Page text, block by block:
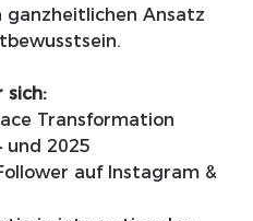
ganzheitlichen Ansatz
sich:
und 2025